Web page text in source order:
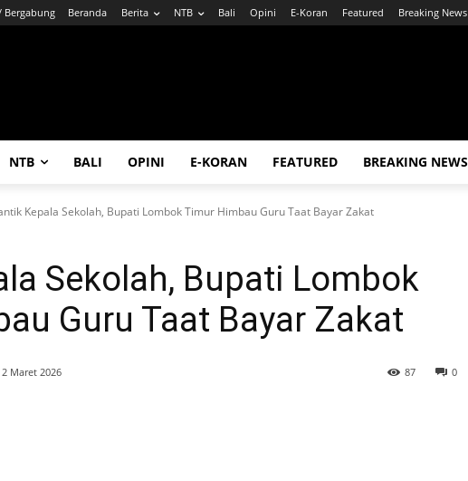
Bergabung Beranda Berita NTB Bali Opini E-Koran Featured Breaking News
NTB BALI OPINI E-KORAN FEATURED BREAKING NEWS
Kepala Sekolah, Bupati Lombok Timur Himbau Guru Taat Bayar Zakat
Sekolah, Bupati Lombok
Guru Taat Bayar Zakat
Maret 2026 0
87